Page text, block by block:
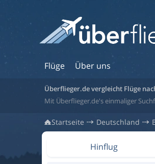
Flüge Über uns
Überflieger.de vergleicht Flüge
Mit Überflieger.de's einmaliger
Startseite Deutschland
Hinflug